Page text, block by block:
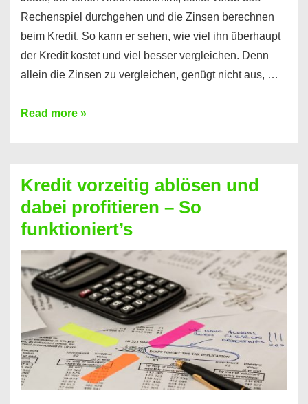
Rechenspiel durchgehen und die Zinsen berechnen
beim Kredit. So kann er sehen, wie viel ihn überhaupt
der Kredit kostet und viel besser vergleichen. Denn
allein die Zinsen zu vergleichen, genügt nicht aus, …
Ganz
Kredit
berechnen
–
Mit
diesen
Regeln!
Read more »
Kredit vorzeitig ablösen und
dabei profitieren – So
funktioniert’s